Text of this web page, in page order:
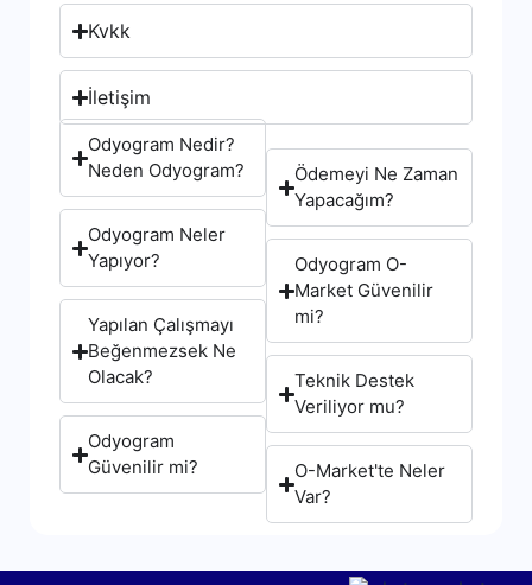
Kvkk
İletişim
Odyogram Nedir?
Neden Odyogram?
Odyogram Neler
Yapıyor?
Yapılan Çalışmayı
Beğenmezsek Ne
Olacak?
Odyogram
Güvenilir mi?
Ödemeyi Ne Zaman
Yapacağım?
Odyogram O-
Market Güvenilir
mi?
Teknik Destek
Veriliyor mu?
O-Market'te Neler
Var?